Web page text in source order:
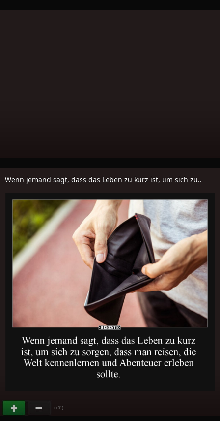
Wenn jemand sagt, dass das Leben zu kurz ist, um sich zu..
(+31)